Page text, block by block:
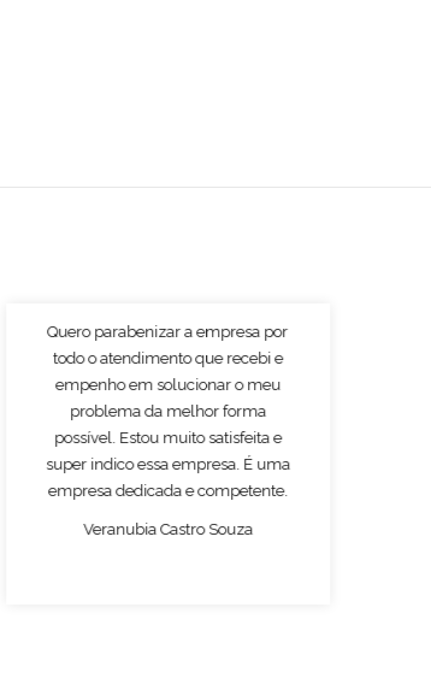
Quero parabenizar a empresa por
todo o atendimento que recebi e
empenho em solucionar o meu
problema da melhor forma
possível. Estou muito satisfeita e
super indico essa empresa. É uma
empresa dedicada e competente.
Veranubia Castro Souza